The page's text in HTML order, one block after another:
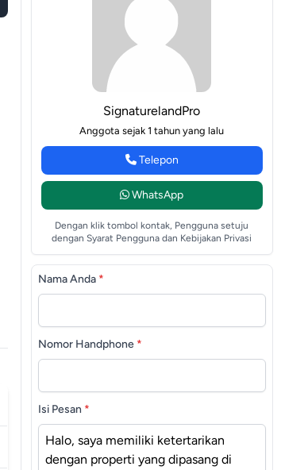
SignaturelandPro
Anggota sejak 1 tahun yang lalu
Telepon
WhatsApp
Dengan klik tombol kontak, Pengguna setuju
dengan Syarat Pengguna dan Kebijakan Privasi
Nama Anda *
Nomor Handphone *
Isi Pesan *